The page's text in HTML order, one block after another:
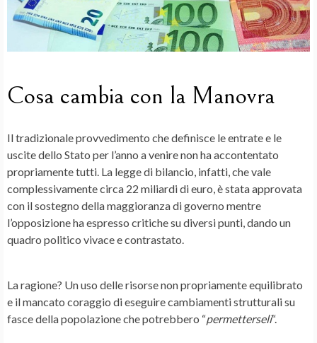
Cosa cambia con la Manovra
Il tradizionale provvedimento che definisce leentrate e le
uscite dello Stato per l’anno a venire non ha accontentato
propriamente tutti. La legge di bilancio, infatti, che vale
complessivamente circa 22 miliardi di euro, è stata approvata
con il sostegno della maggioranza di governo mentre
l’opposizione ha espresso critiche su diversi punti, dando un
quadro politico vivace e contrastato.
La ragione? Unuso delle risorsenon propriamente equilibrato
e il mancato coraggio di eseguire cambiamenti strutturali su
fasce della popolazione che potrebbero “permetterseli“.